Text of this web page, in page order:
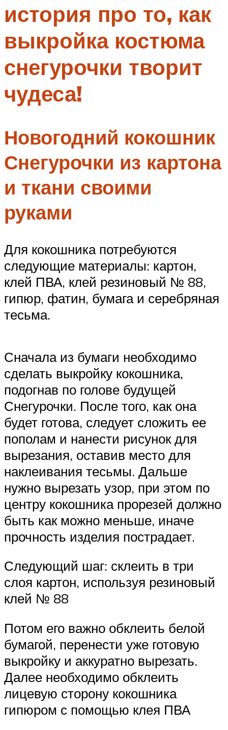
Меню
история про то, как
выкройка костюма
снегурочки творит
чудеса!
Новогодний кокошник
Снегурочки из картона
и ткани своими
руками
Для кокошника потребуются
следующие материалы: картон,
клей ПВА, клей резиновый № 88,
гипюр, фатин, бумага и серебряная
тесьма.
Сначала из бумаги необходимо
сделать выкройку кокошника,
подогнав по голове будущей
Снегурочки. После того, как она
будет готова, следует сложить ее
пополам и нанести рисунок для
вырезания, оставив место для
наклеивания тесьмы. Дальше
нужно вырезать узор, при этом по
центру кокошника прорезей должно
быть как можно меньше, иначе
прочность изделия пострадает.
Следующий шаг: склеить в три
слоя картон, используя резиновый
клей № 88
Потом его важно обклеить белой
бумагой, перенести уже готовую
выкройку и аккуратно вырезать.
Далее необходимо обклеить
лицевую сторону кокошника
гипюром с помощью клея ПВА